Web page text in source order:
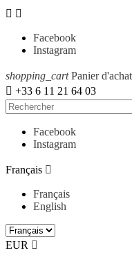
 
Facebook
Instagram
shopping_cart Panier d'achat
 +33 6 11 21 64 03
Facebook
Instagram
Français 
Français
English
EUR 